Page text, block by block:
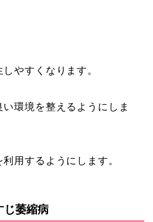
やすくなります。
環境を整えるようにしま
用するようにします。
じ萎縮病